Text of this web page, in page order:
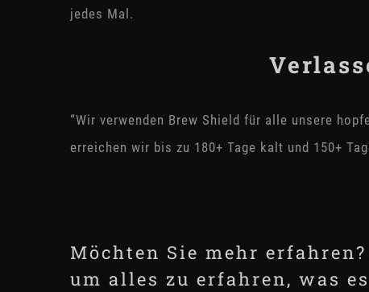
jedes Mal.
“Wir verwenden Brew Shield für alle unsere
erreichen wir bis zu 180+ Tage kalt und 150+
Möchten Sie mehr
um alles zu erfahren, was